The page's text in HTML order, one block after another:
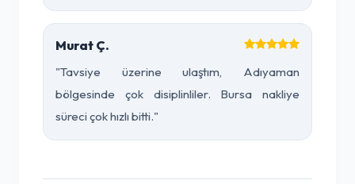
Murat Ç.
"Tavsiye üzerine ulaştım, Adıyaman
bölgesinde çok disiplinliler. Bursa nakliye
süreci çok hızlı bitti."